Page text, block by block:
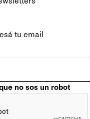
tu email
no sos un robot